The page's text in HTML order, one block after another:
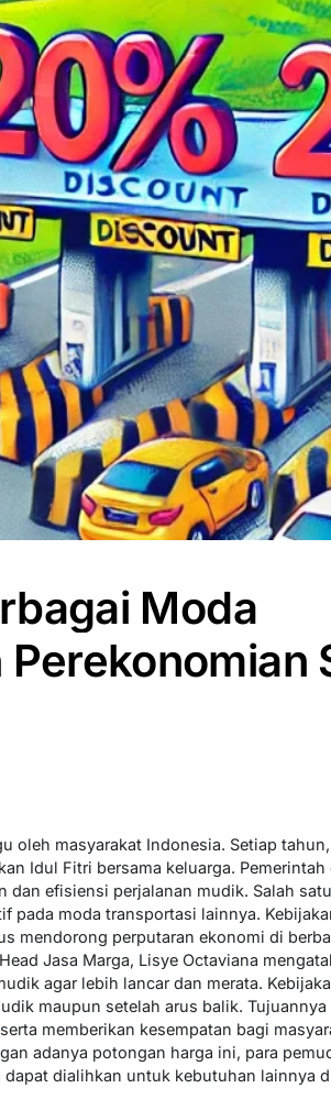
Moda
oleh masyarakat Indonesia. Setiap
Idul Fitri bersama keluarga. Pemerintah
efisiensi perjalanan mudik. Salah
pada moda transportasi lainnya.
mendorong perputaran ekonomi di
Jasa Marga, Lisye Octaviana
agar lebih lancar dan merata.
maupun setelah arus balik.
memberikan kesempatan bagi
adanya potongan harga ini, para
dialihkan untuk kebutuhan lainnya